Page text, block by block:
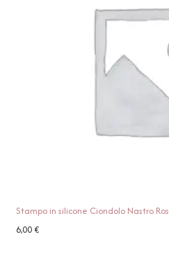
Stampo in silicone Ciondolo Nastro
6,00€